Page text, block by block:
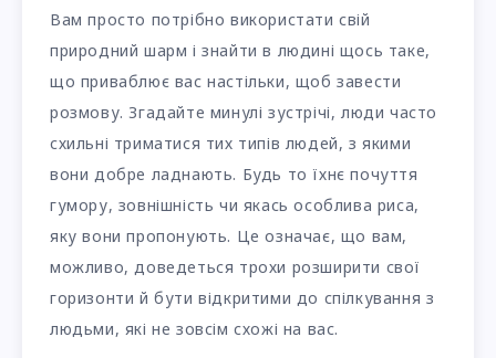
Вам просто потрібно використати свій
природний шарм і знайти в людині щось таке,
що приваблює вас настільки, щоб завести
розмову. Згадайте минулі зустрічі, люди часто
схильні триматися тих типів людей, з якими
вони добре ладнають. Будь то їхнє почуття
гумору, зовнішність чи якась особлива риса,
яку вони пропонують. Це означає, що вам,
можливо, доведеться трохи розширити свої
горизонти й бути відкритими до спілкування з
людьми, які не зовсім схожі на вас.